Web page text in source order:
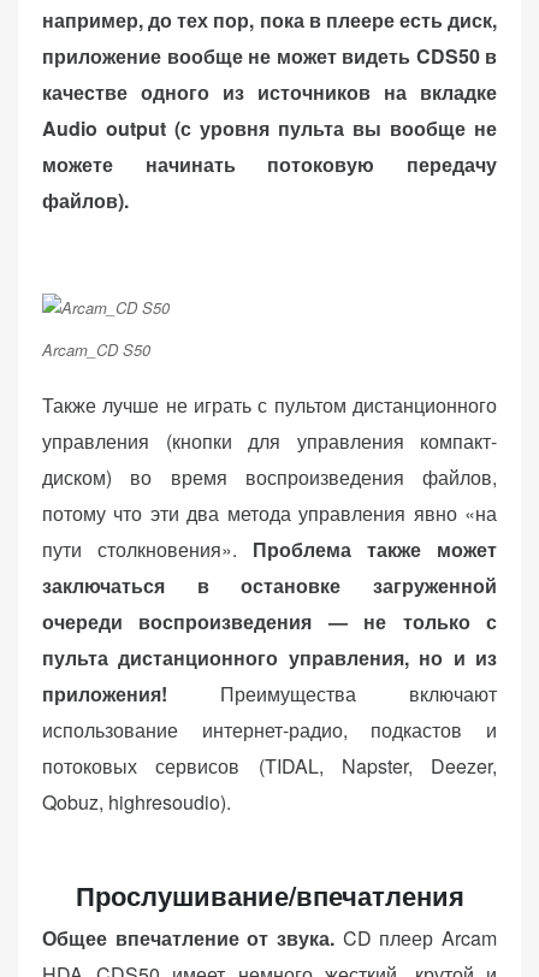
например, до тех пор, пока в плеере есть диск,
приложение вообще не может видеть CDS50 в
качестве одного из источников на вкладке
Audio output (с уровня пульта вы вообще не
можете начинать потоковую передачу
файлов).
Arcam_CD S50
Также лучше не играть с пультом дистанционного
управления (кнопки для управления компакт-
диском) во время воспроизведения файлов,
потому что эти два метода управления явно «на
пути столкновения». Проблема также может
заключаться в остановке загруженной
очереди воспроизведения — не только с
пульта дистанционного управления, но и из
приложения! Преимущества включают
использование интернет-радио, подкастов и
потоковых сервисов (TIDAL, Napster, Deezer,
Qobuz, highresoudio).
Прослушивание/впечатления
Общее впечатление от звука. CD плеер Arcam